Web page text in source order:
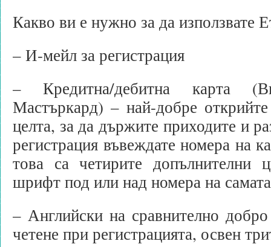
Какво ви е нужно за да използвате
– И-мейл за регистрация
– Кредитна/дебитна карта
Мастъркард) – най-добре
целта, за да държите приходите и
регистрация въвеждате номера на
това са четирите допълнителни
шрифт под или над номера на
– Английски на сравнително
четене при регистрацията, освен